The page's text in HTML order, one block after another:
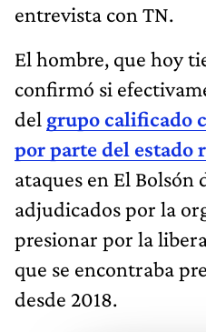
entrevista con TN.
El hombre, que hoy
confirmó si
del grupo calificado
por parte del estado
ataques en El Bolsón
adjudicados por la
presionar por la
que se encontraba
desde 2018.